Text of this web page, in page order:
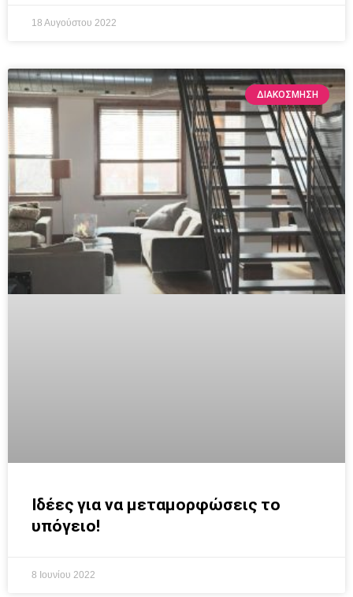
18 Αυγούστου 2022
ΔΙΑΚΌΣΜΗΣΗ
Ιδέες για να μεταμορφώσεις το
υπόγειο!
8 Ιουνίου 2022